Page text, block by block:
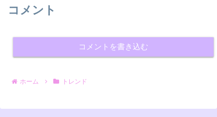
コメント
コメントを書き込む
ホーム トレンド